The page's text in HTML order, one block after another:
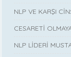
NLP VE KARŞI
CESARETİ
NLP LİDERİ